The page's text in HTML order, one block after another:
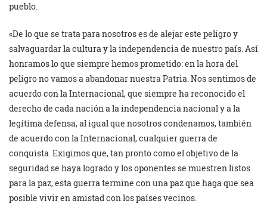
pueblo.
«De lo que se trata para nosotros es de alejar este peligro y
salvaguardar la cultura y la independencia de nuestro país. Así
honramos lo que siempre hemos prometido: en la hora del
peligro no vamos a abandonar nuestra Patria. Nos sentimos de
acuerdo con la Internacional, que siempre ha reconocido el
derecho de cada nación a la independencia nacional y a la
legítima defensa, al igual que nosotros condenamos, también
de acuerdo con la Internacional, cualquier guerra de
conquista. Exigimos que, tan pronto como el objetivo de la
seguridad se haya logrado y los oponentes se muestren listos
para la paz, esta guerra termine con una paz que haga que sea
posible vivir en amistad con los países vecinos.